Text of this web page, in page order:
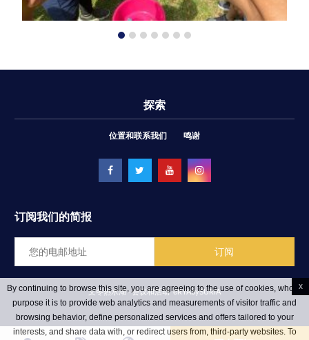
探索
位置和联系我们 鸣谢
订阅我们的简报
文冬热水湖 - 会议和活动 ēRYAbySURIA
By continuing to browse this site, you are agreeing to the use of cookies, whose
purpose it is to provide web analytics and measurements of visitor traffic and
browsing behavior, define personalized services and offers tailored to your
interests, and share data with, or redirect users from, third-party websites. To
x